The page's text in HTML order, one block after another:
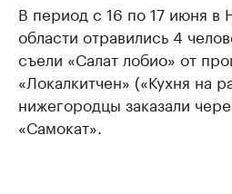
В период с 16 по 17 июня в
области отравились 4
съели «Салат лобио» от
«Локалкитчен» («Кухня на
нижегородцы заказали
«Самокат».